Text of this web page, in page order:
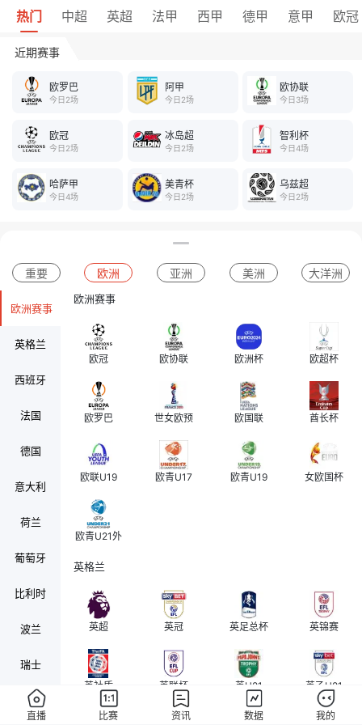
热门 中超 英超 法甲 西甲 德甲 意甲 欧冠
近期赛事
欧罗巴
今日2场
阿甲
今日2场
欧协联
今日3场
欧冠
今日2场
冰岛超
今日2场
智利杯
今日4场
哈萨甲
今日4场
美青杯
今日2场
乌兹超
今日2场
重要 欧洲 亚洲 美洲 大洋洲
欧洲赛事
英格兰
西班牙
法国
德国
意大利
荷兰
葡萄牙
比利时
波兰
瑞士
奥地利
欧洲赛事
欧冠 欧协联 欧洲杯 欧超杯
欧罗巴 世女欧预 欧国联 酋长杯
欧联U19 欧青U17 欧青U19 女欧国杯
欧青U21外
英格兰
英超 英冠 英足总杯 英锦赛
英社盾 英联杯 英U21 英乙U21
直播 比赛 资讯 数据 我的